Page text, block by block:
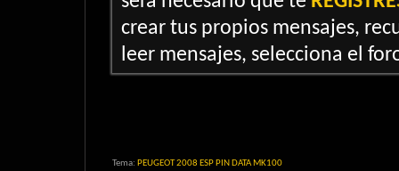
crear tus propios mensajes,
leer mensajes, selecciona el
Tema: PEUGEOT 2008 ESP PIN DATA MK100